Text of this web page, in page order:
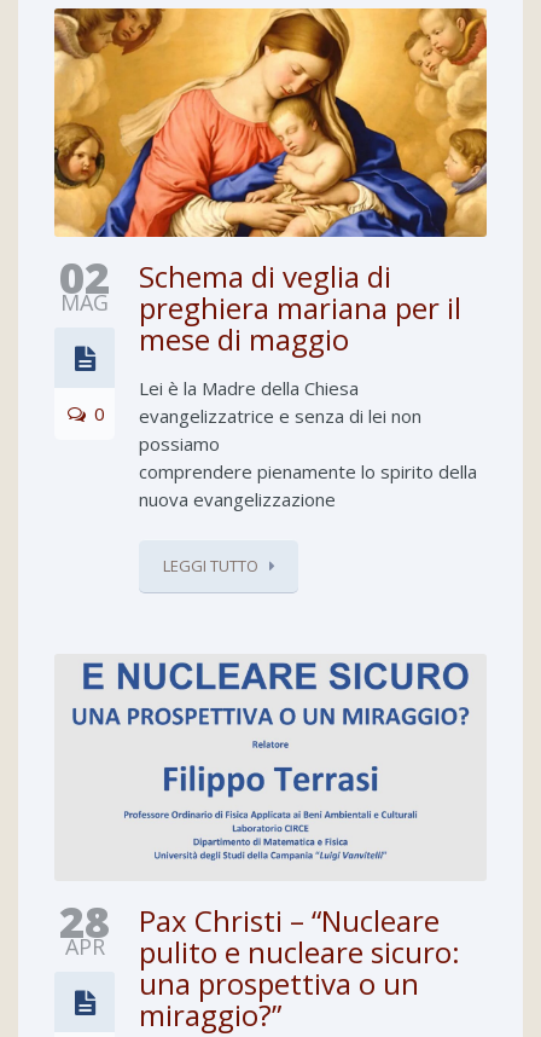
02
MAG
0
Schema di veglia di
preghiera mariana per il
mese di maggio
Lei è la Madre della Chiesa
evangelizzatrice e senza di lei non
possiamo
comprendere pienamente lo spirito della
nuova evangelizzazione
LEGGI TUTTO
28
APR
Pax Christi – “Nucleare
pulito e nucleare sicuro:
una prospettiva o un
miraggio?”